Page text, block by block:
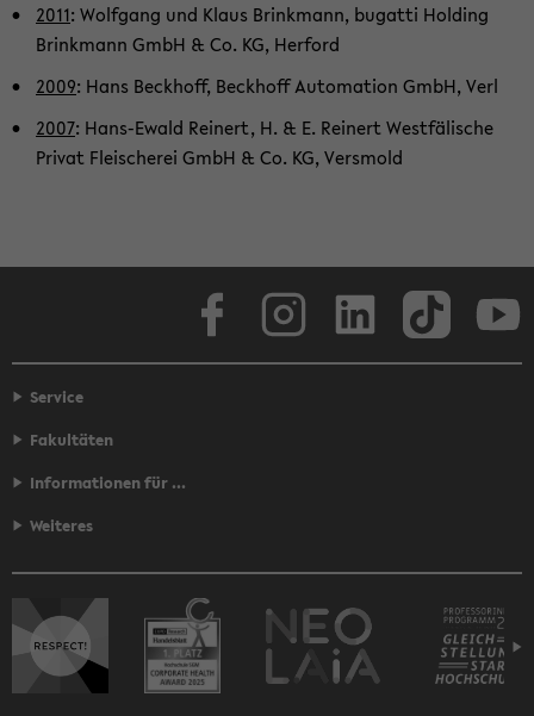
2011: Wolf­gang und Klaus Brink­mann, bu­gat­ti Hol­ding
Brink­mann GmbH & Co. KG, Her­ford
2009: Hans Beck­hoff, Beck­hoff Au­to­ma­ti­on GmbH, Verl
2007: Hans-​Ewald Rei­nert, H. & E. Rei­nert West­fä­li­sche
Pri­vat Flei­sche­rei GmbH & Co. KG, Vers­mold
Face­book
Service
Fakultäten
Informationen für ...
Weiteres